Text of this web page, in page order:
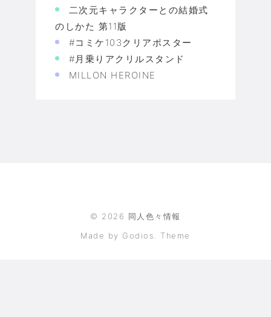
二次元キャラクターとの結婚式
のしかた 第11版
#コミケ103クリアポスター
#月乗りアクリルスタンド
MILLON HEROINE
© 2026 同人色々情報
Made by Godios. Theme